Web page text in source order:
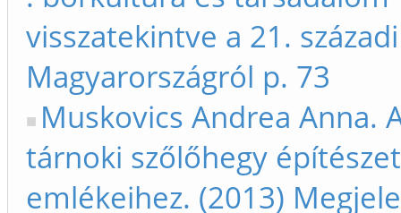
visszatekintve a 21. századi
Magyarországról p. 73
Muskovics Andrea Anna.
tárnoki szőlőhegy
emlékeihez. (2013)